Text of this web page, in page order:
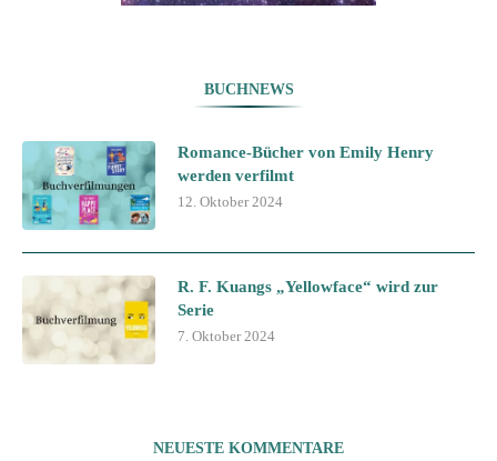
BUCHNEWS
Romance-Bücher von Emily Henry
werden verfilmt
12. Oktober 2024
R. F. Kuangs „Yellowface“ wird zur
Serie
7. Oktober 2024
NEUESTE KOMMENTARE